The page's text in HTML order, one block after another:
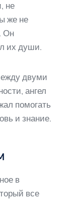
не
же не
Он
их души.
двуми
ангел
помогать
и знание.
в
все